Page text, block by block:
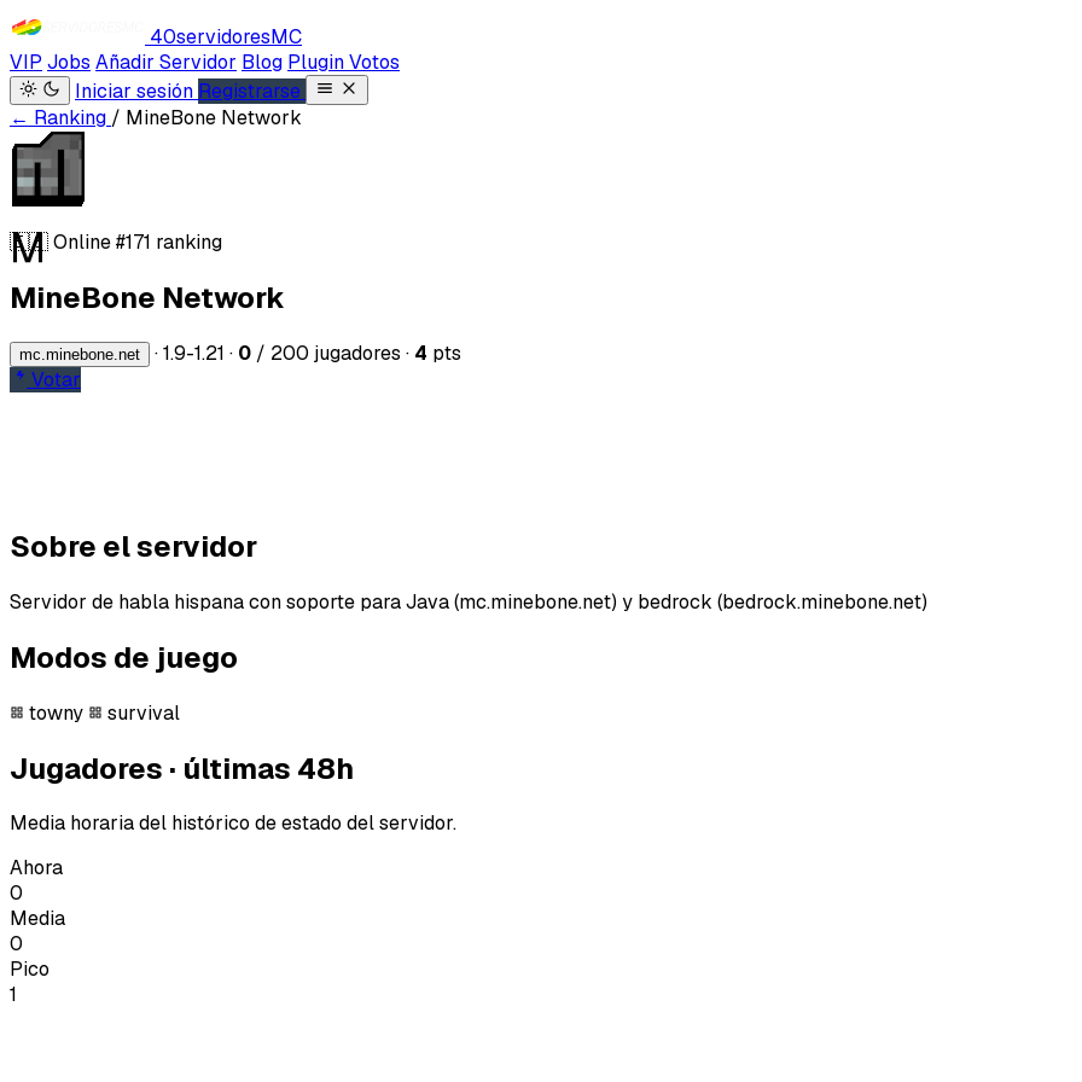
40servidoresMC
VIP Jobs Añadir Servidor Blog Plugin Votos
Iniciar sesión Registrarse
← Ranking / MineBone Network
M
🇪🇸Online#171 ranking
MineBone Network
mc.minebone.net ·1.9-1.21 · 0 / 200 jugadores · 4 pts
Votar
Sobre el servidor
Servidor de habla hispana con soporte para Java (mc.minebone.net) y bedrock (bedrock.minebone.net)
Modos de juego
towny survival
Jugadores · últimas 48h
Media horaria del histórico de estado del servidor.
Ahora
0
Media
0
Pico
1